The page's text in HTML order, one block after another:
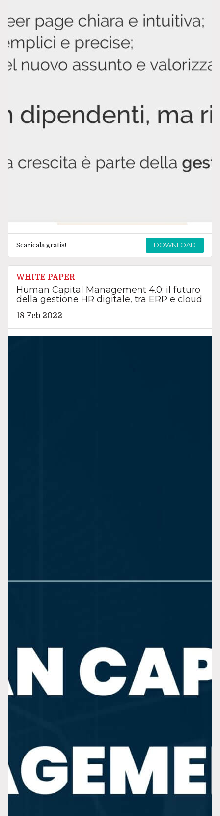
Scaricala gratis! DOWNLOAD
WHITE PAPER
Human Capital Management 4.0: il futuro
della gestione HR digitale, tra ERP e cloud
18 Feb 2022